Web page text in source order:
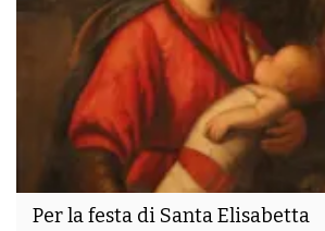
Per la festa di Santa Elisabetta